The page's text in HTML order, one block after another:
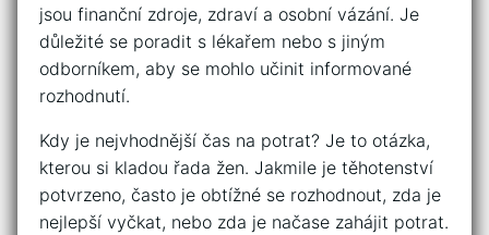
jsou finanční zdroje, zdraví a osobní vázání. Je
důležité se poradit s lékařem nebo s jiným
odborníkem, aby se mohlo učinit informované
rozhodnutí.
Kdy je nejvhodnější čas na potrat? Je to otázka,
kterou si kladou řada žen. Jakmile je těhotenství
potvrzeno, často je obtížné se rozhodnout, zda je
nejlepší vyčkat, nebo zda je načase zahájit potrat.